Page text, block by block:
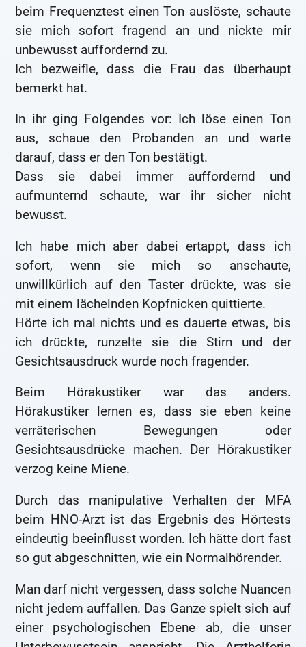
beim Frequenztest einen Ton auslöste, schaute
sie mich sofort fragend an und nickte mir
unbewusst auffordernd zu.
Ich bezweifle, dass die Frau das überhaupt
bemerkt hat.
In ihr ging Folgendes vor: Ich löse einen Ton
aus, schaue den Probanden an und warte
darauf, dass er den Ton bestätigt.
Dass sie dabei immer auffordernd und
aufmunternd schaute, war ihr sicher nicht
bewusst.
Ich habe mich aber dabei ertappt, dass ich
sofort, wenn sie mich so anschaute,
unwillkürlich auf den Taster drückte, was sie
mit einem lächelnden Kopfnicken quittierte.
Hörte ich mal nichts und es dauerte etwas, bis
ich drückte, runzelte sie die Stirn und der
Gesichtsausdruck wurde noch fragender.
Beim Hörakustiker war das anders.
Hörakustiker lernen es, dass sie eben keine
verräterischen Bewegungen oder
Gesichtsausdrücke machen. Der Hörakustiker
verzog keine Miene.
Durch das manipulative Verhalten der MFA
beim HNO-Arzt ist das Ergebnis des Hörtests
eindeutig beeinflusst worden. Ich hätte dort fast
so gut abgeschnitten, wie ein Normalhörender.
Man darf nicht vergessen, dass solche Nuancen
nicht jedem auffallen. Das Ganze spielt sich auf
einer psychologischen Ebene ab, die unser